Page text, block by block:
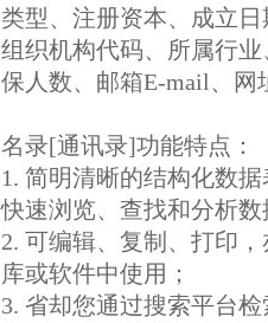
类型、注册资本、成立
组织机构代码、所属行
保人数、邮箱E-mail、网
名录[通讯录]功能特点：
1. 简明清晰的结构化数
快速浏览、查找和分析数
2. 可编辑、复制、打印
库或软件中使用；
3. 省却您通过搜索平台